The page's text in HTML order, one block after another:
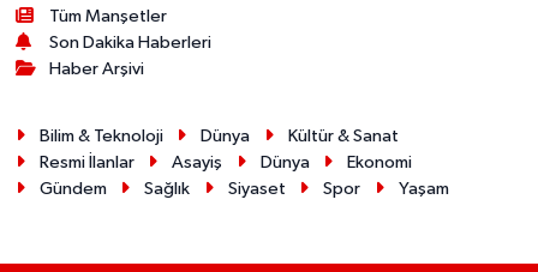
Tüm Manşetler
Son Dakika Haberleri
Haber Arşivi
Bilim & Teknoloji Dünya
Kültür & Sanat
Resmi İlanlar
Asayiş Dünya
Ekonomi
Gündem
Sağlık Siyaset Spor Yaşam